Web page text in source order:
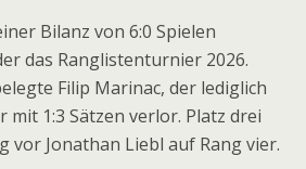
Bilanz von 6:0 Spielen
das Ranglistenturnier 2026.
Filip Marinac, der lediglich
mit 1:3 Sätzen verlor. Platz drei
vor Jonathan Liebl auf Rang vier.